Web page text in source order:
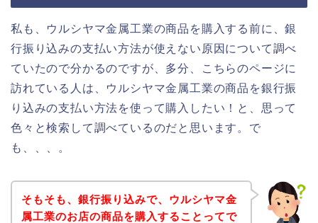
私も、ウルシヤマ金属工業の商品を購入する前に、銀
行振り込みの支払い方法が使えない原因について調べ
ていたので分かるのですが、多分、こちらのページに
訪れている人は、ウルシヤマ金属工業の商品を銀行振
り込みの支払い方法を使って購入したい！と、思って
色々と検索して調べているのだと思います。で
も、、、。
そもそも、銀行振り込みで、ウルシヤマ金
属工業のお店の商品を購入することってで